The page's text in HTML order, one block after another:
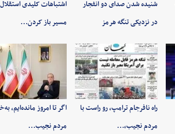
شنیده شدن صدای دو انفجار
در نزدیکی تنگه هرمز
اشتباهات کلیدی
مسیر باز کردن…
راه نافرجام ترامپ، رو راست با
مردم نجیب،…
اگر تا امروز مانده‌ایم،
مردم نجیب…